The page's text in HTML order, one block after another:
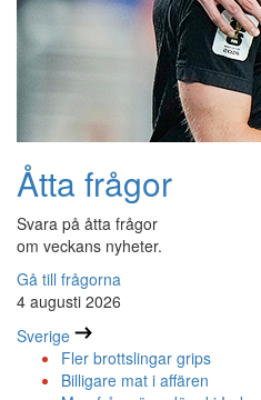
Åtta frågor
Svara på åtta frågor
om veckans nyheter.
Gå till frågorna
4 augusti 2026
Sverige
Fler brottslingar grips
Billigare mat i affären